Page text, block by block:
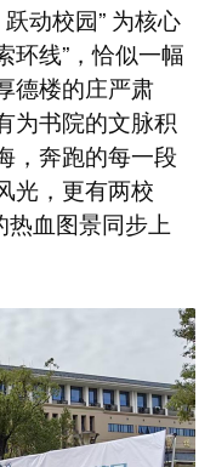
动校园” 为核心
环线”，恰似一幅
德楼的庄严肃
为书院的文脉积
，奔跑的每一段
光，更有两校
热血图景同步上